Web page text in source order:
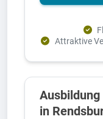
Attraktive
in